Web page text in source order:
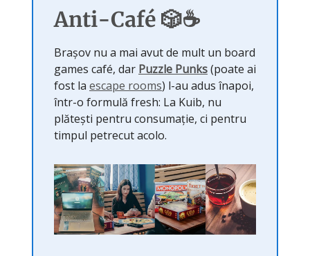
Anti-Café 🎲☕
Brașov nu a mai avut de mult un board
games café, dar Puzzle Punks(poate ai
fost la escape rooms) l-au adus înapoi,
într-o formulă fresh: La Kuib, nu
plătești pentru consumație, ci pentru
timpul petrecut acolo.